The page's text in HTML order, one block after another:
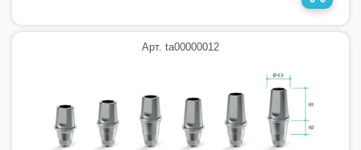
Арт. ta00000012